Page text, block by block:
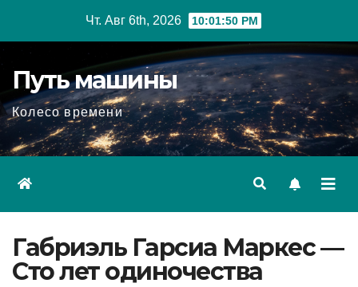
Чт. Авг 6th, 2026 10:01:51 PM
Путь машины
Колесо времени
Габриэль Гарсиа Маркес —
Сто лет одиночества